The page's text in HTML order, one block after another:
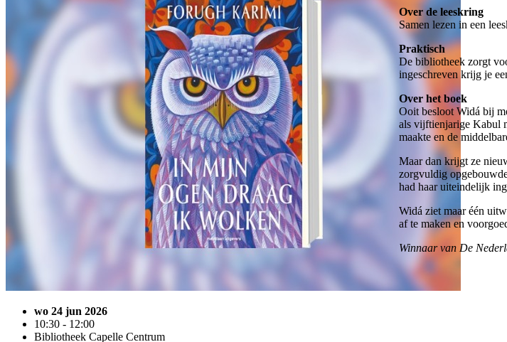
wo 24 jun 2026
10:30 - 12:00
Bibliotheek Capelle Centrum
Over de leeskring
Samen lezen in een
Praktisch
De bibliotheek zorgt
ingeschreven krijg je
Over het boek
Ooit besloot Widá bij
als vijftienjarige Kabul
maakte en de
Maar dan krijgt ze
zorgvuldig
had haar uiteindelijk
Widá ziet maar één
af te maken en
Winnaar van De